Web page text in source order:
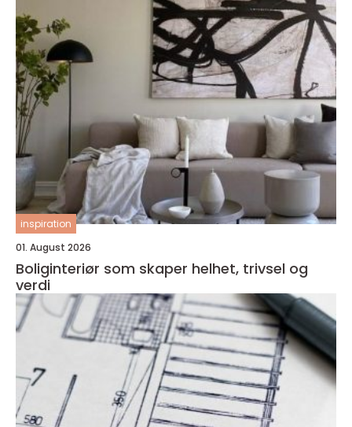
inspiration
01. August 2026
Boliginteriør som skaper helhet, trivsel og
verdi